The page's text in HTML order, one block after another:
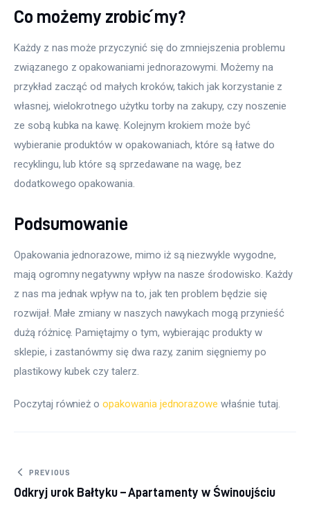
Co możemy zrobić my?
Każdy z nas może przyczynić się do zmniejszenia problemu
związanego z opakowaniami jednorazowymi. Możemy na
przykład zacząć od małych kroków, takich jak korzystanie z
własnej, wielokrotnego użytku torby na zakupy, czy noszenie
ze sobą kubka na kawę. Kolejnym krokiem może być
wybieranie produktów w opakowaniach, które są łatwe do
recyklingu, lub które są sprzedawane na wagę, bez
dodatkowego opakowania.
Podsumowanie
Opakowania jednorazowe, mimo iż są niezwykle wygodne,
mają ogromny negatywny wpływ na nasze środowisko. Każdy
z nas ma jednak wpływ na to, jak ten problem będzie się
rozwijał. Małe zmiany w naszych nawykach mogą przynieść
dużą różnicę. Pamiętajmy o tym, wybierając produkty w
sklepie, i zastanówmy się dwa razy, zanim sięgniemy po
plastikowy kubek czy talerz.
Poczytaj również o opakowania jednorazowe właśnie tutaj.
Nawigacja wpisu
PREVIOUS
Odkryj urok Bałtyku – Apartamenty w Świnoujściu